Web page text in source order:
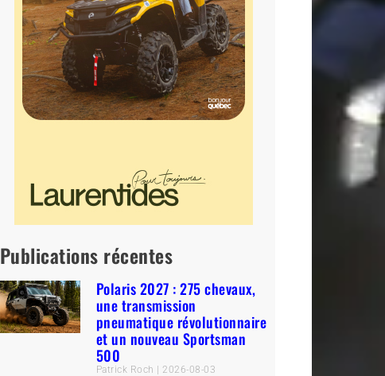
Publications récentes
Polaris 2027 : 275 chevaux,
une transmission
pneumatique révolutionnaire
et un nouveau Sportsman
500
Patrick Roch 2026-08-03